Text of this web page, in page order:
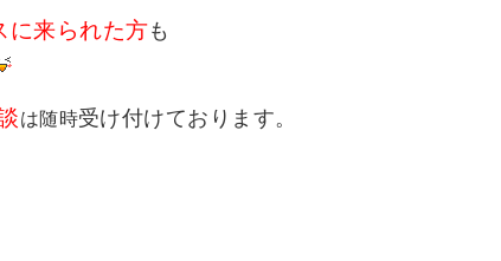
に来られた方も
は随時受け付けております。